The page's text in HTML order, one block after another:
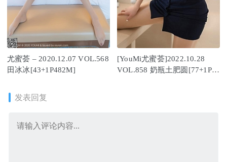
尤蜜荟 – 2020.12.07 VOL.568
田冰冰[43+1P482M]
[YouMi尤蜜荟]2022.10.28
VOL.858 奶瓶土肥圆[77+1P／
发表回复